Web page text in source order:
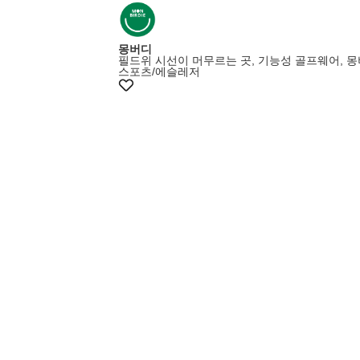
몽버디
필드위 시선이 머무르는 곳, 기능성 골프웨어, 몽
스포츠/에슬레저